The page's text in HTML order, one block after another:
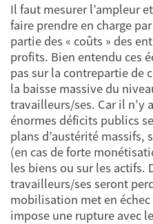
Il faut mesurer l’ampleur
faire prendre en charge
partie des « coûts » des
profits. Bien entendu ces
pas sur la contrepartie de
la baisse massive du
travailleurs/ses. Car il n’y
énormes déficits publics
plans d’austérité
(en cas de forte
les biens ou sur les actifs.
travailleurs/ses seront
mobilisation met en
impose une rupture avec